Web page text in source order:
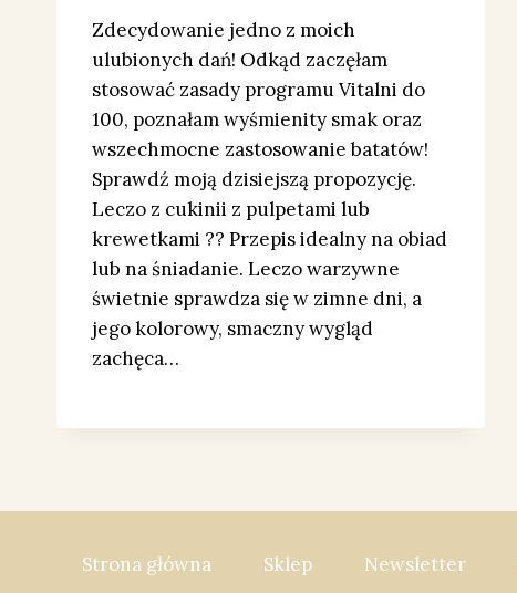
Zdecydowanie jedno z moich
ulubionych dań! Odkąd zaczęłam
stosować zasady programu Vitalni do
100, poznałam wyśmienity smak oraz
wszechmocne zastosowanie batatów!
Sprawdź moją dzisiejszą propozycję.
Leczo z cukinii z pulpetami lub
krewetkami ?? Przepis idealny na obiad
lub na śniadanie. Leczo warzywne
świetnie sprawdza się w zimne dni, a
jego kolorowy, smaczny wygląd
zachęca…
Strona główna Sklep Newsletter